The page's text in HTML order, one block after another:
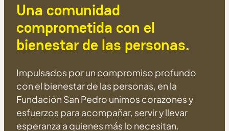
Una comunidad
comprometida con el
bienestar de las personas.
Impulsados por un compromiso profundo
con el bienestar de las personas, en la
Fundación San Pedro unimos corazones y
esfuerzos para acompañar, servir y llevar
esperanza a quienes más lo necesitan.